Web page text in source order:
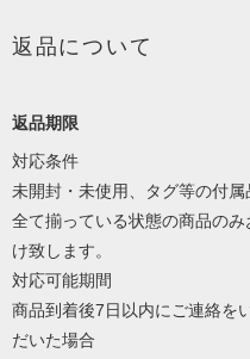
返品について
返品期限
対応条件
未開封・未使用、タグ等の付属
全て揃っている状態の商品のみ
け致します。
対応可能期間
商品到着後7日以内にご連絡を
だいた場合